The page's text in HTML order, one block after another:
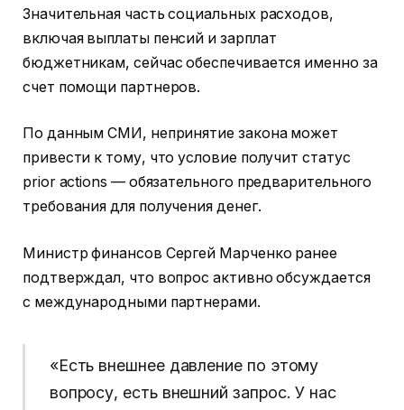
Значительная часть социальных расходов,
включая выплаты пенсий и зарплат
бюджетникам, сейчас обеспечивается именно за
счет помощи партнеров.
По данным СМИ, непринятие закона может
привести к тому, что условие получит статус
prior actions — обязательного предварительного
требования для получения денег.
Министр финансов Сергей Марченко ранее
подтверждал, что вопрос активно обсуждается
с международными партнерами.
«Есть внешнее давление по этому
вопросу, есть внешний запрос. У нас